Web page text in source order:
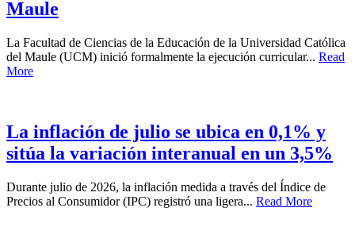
Maule
La Facultad de Ciencias de la Educación de la Universidad Católica
del Maule (UCM) inició formalmente la ejecución curricular... Read
More
La inflación de julio se ubica en 0,1% y
sitúa la variación interanual en un 3,5%
Durante julio de 2026, la inflación medida a través del Índice de
Precios al Consumidor (IPC) registró una ligera... Read More